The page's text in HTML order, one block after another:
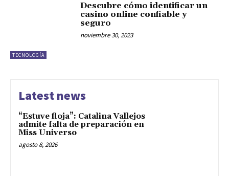
TECNOLOGÍA
Descubre cómo identificar un
casino online confiable y
seguro
noviembre 30, 2023
Latest news
“Estuve floja”: Catalina Vallejos
admite falta de preparación en
Miss Universo
agosto 8, 2026